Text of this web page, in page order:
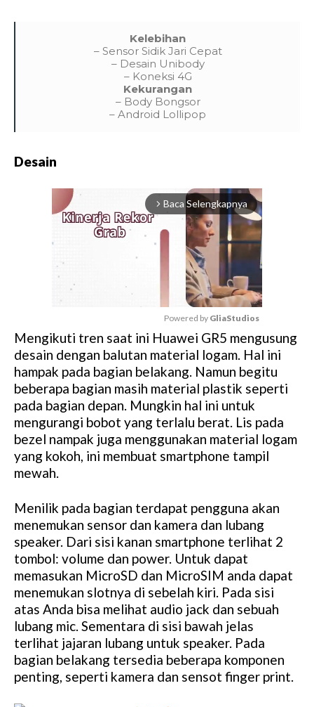
Kelebihan
– Sensor Sidik Jari Cepat
– Desain Unibody
– Koneksi 4G
Kekurangan
– Body Bongsor
– Android Lollipop
Desain
arrow_forward_ios Baca Selengkapnya
M
u
t
e
Powered by GliaStudios
Mengikuti tren saat ini Huawei GR5 mengusung
desain dengan balutan material logam. Hal ini
hampak pada bagian belakang. Namun begitu
beberapa bagian masih material plastik seperti
pada bagian depan. Mungkin hal ini untuk
mengurangi bobot yang terlalu berat. Lis pada
bezel nampak juga menggunakan material logam
yang kokoh, ini membuat smartphone tampil
mewah.
Menilik pada bagian terdapat pengguna akan
menemukan sensor dan kamera dan lubang
speaker. Dari sisi kanan smartphone terlihat 2
tombol: volume dan power. Untuk dapat
memasukan MicroSD dan MicroSIM anda dapat
menemukan slotnya di sebelah kiri. Pada sisi
atas Anda bisa melihat audio jack dan sebuah
lubang mic. Sementara di sisi bawah jelas
terlihat jajaran lubang untuk speaker. Pada
bagian belakang tersedia beberapa komponen
penting, seperti kamera dan sensot finger print.